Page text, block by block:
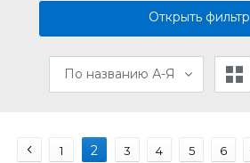
Открыть фильтр
По названию А-Я
1 2 3 4 5 6